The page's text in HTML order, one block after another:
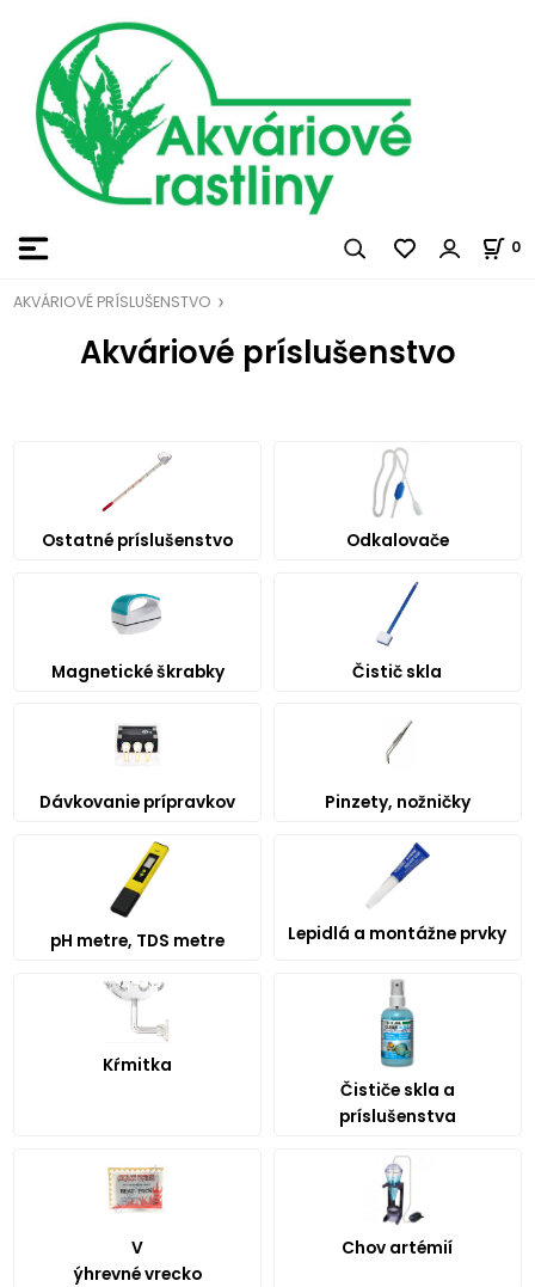
0
AKVÁRIOVÉ PRÍSLUŠENSTVO
Akváriové príslušenstvo
Ostatné príslušenstvo Odkalovače
Magnetické škrabky Čistič skla
Dávkovanie prípravkov Pinzety, nožničky
pH metre, TDS metre Lepidlá a montážne prvky
Kŕmitka
Čističe skla a
príslušenstva
V
ýhrevné vrecko
Chov artémií